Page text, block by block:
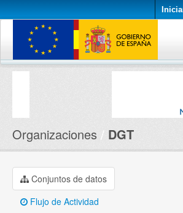
Conjuntos de datos
Organizaciones DGT
Conjuntos de datos
Flujo de Actividad